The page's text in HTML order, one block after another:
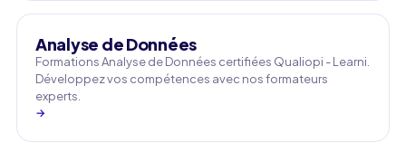
Analyse de Données
Formations Analyse de Données certifiées Qualiopi - Learni.
Développez vos compétences avec nos formateurs
experts.
→